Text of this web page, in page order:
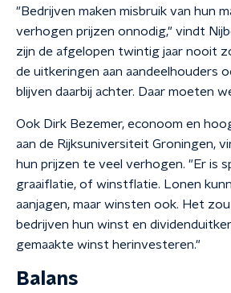
"Bedrijven maken misbruik van hun
verhogen prijzen onnodig," vindt
zijn de afgelopen twintig jaar nooit
de uitkeringen aan aandeelhouders
blijven daarbij achter. Daar moeten
Ook Dirk Bezemer, econoom en
aan de Rijksuniversiteit Groningen,
hun prijzen te veel verhogen. "Er is
graaiflatie, of winstflatie. Lonen
aanjagen, maar winsten ook. Het
bedrijven hun winst en
gemaakte winst herinvesteren."
Balans